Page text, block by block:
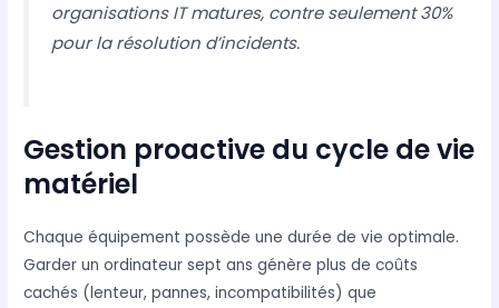
organisations IT matures, contre seulement 30%
pour la résolution d’incidents.
Gestion proactive du cycle de vie
matériel
Chaque équipement possède une durée de vie optimale.
Garder un ordinateur sept ans génère plus de coûts
cachés (lenteur, pannes, incompatibilités) que